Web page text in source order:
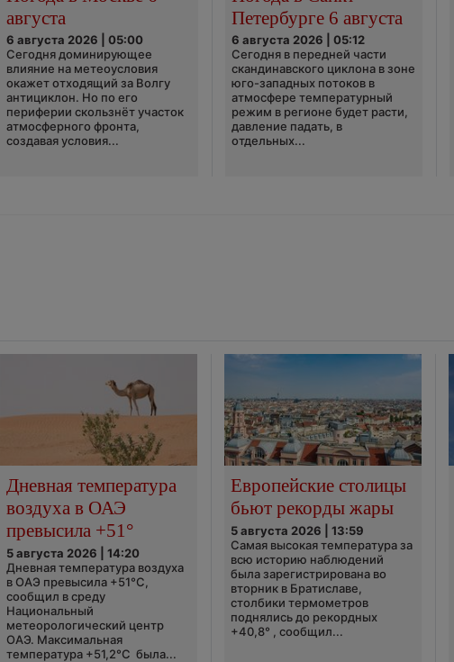
августа
6 августа 2026 | 05:00
Сегодня доминирующее
влияние на метеоусловия
окажет отходящий за Волгу
антициклон. Но по его
периферии скользнёт участок
атмосферного фронта,
создавая условия...
Петербурге 6 августа
6 августа 2026 | 05:12
Сегодня в передней части
скандинавского циклона в зоне
юго-западных потоков в
атмосфере температурный
режим в регионе будет расти,
давление падать, в
отдельных...
Дневная температура
воздуха в ОАЭ
превысила +51°
5 августа 2026 | 14:20
Дневная температура воздуха
в ОАЭ превысила +51°C,
сообщил в среду
Национальный
метеорологический центр
ОАЭ. Максимальная
температура +51,2°C была...
Европейские столицы
бьют рекорды жары
5 августа 2026 | 13:59
Самая высокая температура за
всю историю наблюдений
была зарегистрирована во
вторник в Братиславе,
столбики термометров
поднялись до рекордных
+40,8° , сообщил...